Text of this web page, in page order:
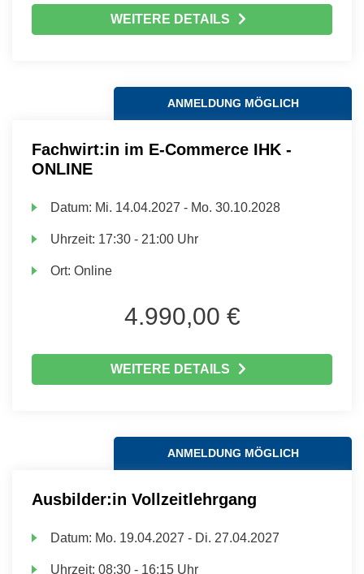
WEITERE DETAILS
ANMELDUNG MÖGLICH
Fachwirt:in im E-Commerce IHK -
ONLINE
Datum: Mi. 14.04.2027 - Mo. 30.10.2028
Uhrzeit: 17:30 - 21:00 Uhr
Ort:Online
4.990,00 €
WEITERE DETAILS
ANMELDUNG MÖGLICH
Ausbilder:in Vollzeitlehrgang
Datum: Mo. 19.04.2027 - Di. 27.04.2027
Uhrzeit:08:30 - 16:15 Uhr